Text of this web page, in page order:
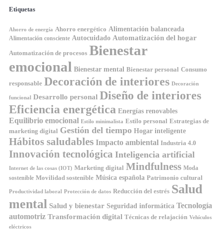
Etiquetas
Ahorro de energía Ahorro energético Alimentación balanceada
Alimentación consciente Autocuidado Automatización del hogar
Automatización de procesos Bienestar
emocional Bienestar mental Bienestar personal Consumo
responsable Decoración de interiores Decoración
funcional Desarrollo personal Diseño de interiores
Eficiencia energética Energías renovables
Equilibrio emocional Estilo minimalista Estilo personal Estrategias de
marketing digital Gestión del tiempo Hogar inteligente
Hábitos saludables Impacto ambiental Industria 4.0
Innovación tecnológica Inteligencia artificial
Internet de las cosas (IOT) Marketing digital Mindfulness Moda
sostenible Movilidad sostenible Música española Patrimonio cultural
Productividad laboral Protección de datos Reducción del estrés Salud
mental Salud y bienestar Seguridad informática Tecnología
automotriz Transformación digital Técnicas de relajación Vehículos
eléctricos